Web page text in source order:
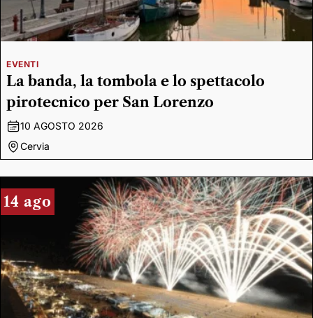
EVENTI
La banda, la tombola e lo spettacolo
pirotecnico per San Lorenzo
10 AGOSTO 2026
Cervia
14 ago